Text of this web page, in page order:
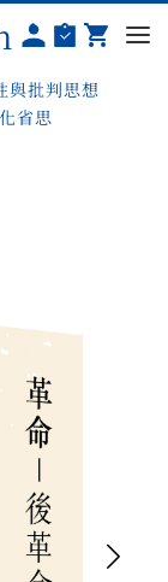
與批判思想
省思